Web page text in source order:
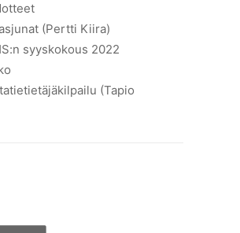
(Pertti Kiira)
syyskokous 2022
(Tapio